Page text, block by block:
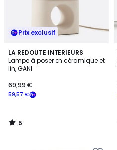
Prix exclusif
LA REDOUTE INTERIEURS
Lampe à poser en céramique et
lin, GANI
59,57 €
69,99 €
5
/
5
5
/